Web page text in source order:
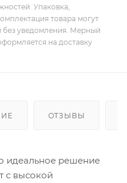
Упаковка,
товара могут
без уведомления. Мерный
на доставку
ОТЗЫВЫ
идеальное решение
с высокой